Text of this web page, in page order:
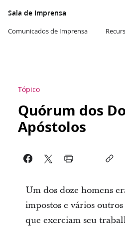
Sala de Imprensa
Comunicados de Imprensa
Tópico
Quórum dos
Apóstolos
Um dos doze homens
impostos e vários
que exerciam seu